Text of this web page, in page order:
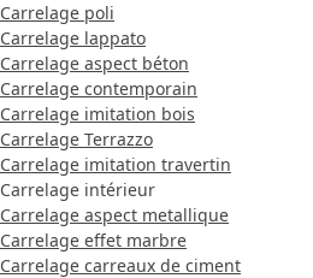
Carrelage poli
Carrelage lappato
Carrelage aspect béton
Carrelage contemporain
Carrelage imitation bois
Carrelage Terrazzo
Carrelage imitation travertin
Carrelage intérieur
Carrelage aspect metallique
Carrelage effet marbre
Carrelage carreaux de ciment